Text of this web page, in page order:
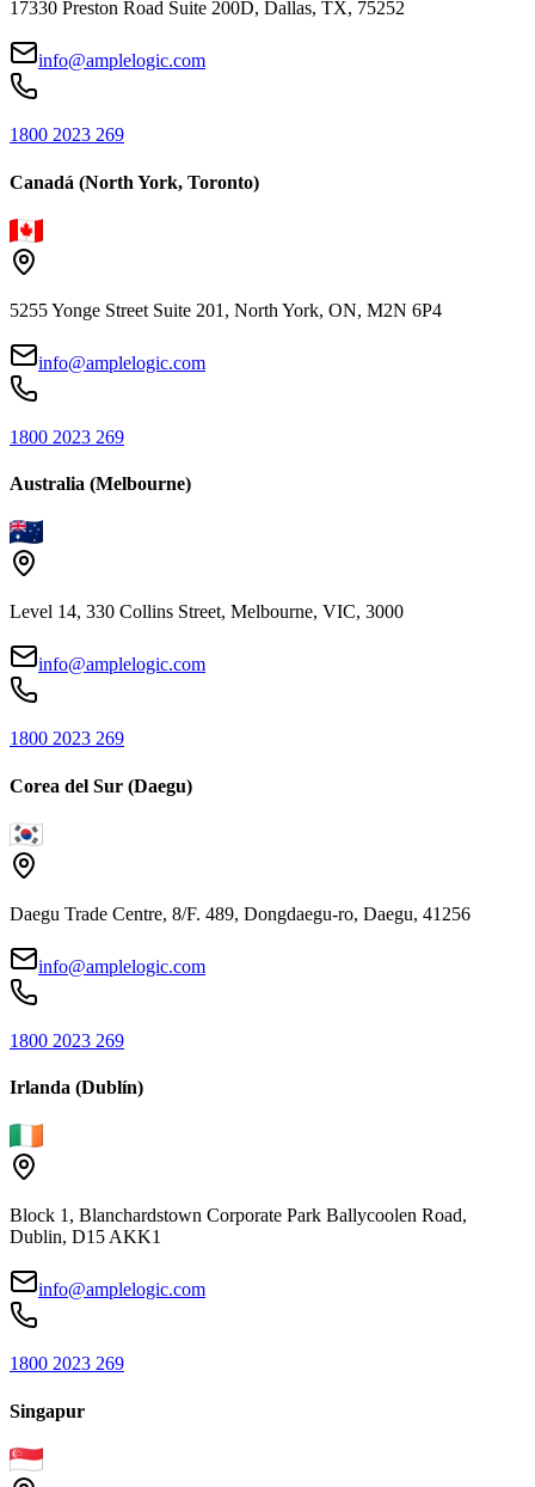
17330 Preston Road Suite 200D, Dallas, TX, 75252
info@amplelogic.com
1800 2023 269
Canadá (North York, Toronto)
5255 Yonge Street Suite 201, North York, ON, M2N 6P4
info@amplelogic.com
1800 2023 269
Australia (Melbourne)
Level 14, 330 Collins Street, Melbourne, VIC, 3000
info@amplelogic.com
1800 2023 269
Corea del Sur (Daegu)
Daegu Trade Centre, 8/F. 489, Dongdaegu-ro, Daegu, 41256
info@amplelogic.com
1800 2023 269
Irlanda (Dublín)
Block 1, Blanchardstown Corporate Park Ballycoolen Road,
Dublin, D15 AKK1
info@amplelogic.com
1800 2023 269
Singapur